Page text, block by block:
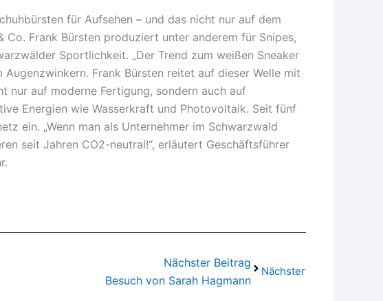
für Aufsehen – und das nicht nur auf dem
Frank Bürsten produziert unter anderem für Snipes,
Sportlichkeit. „Der Trend zum weißen Sneaker
Frank Bürsten reitet auf dieser Welle mit
auf moderne Fertigung, sondern auch auf
Energien wie Wasserkraft und Photovoltaik. Seit fünf
ein. „Wenn man als Unternehmer im Schwarzwald
seit Jahren CO2-neutral!“, erläutert Geschäftsführer
Nächster Beitrag
Besuch von Sarah Hagmann
Nächster